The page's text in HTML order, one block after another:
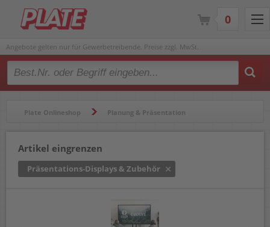
Angebote gelten nur für Gewerbetreibende. Preise zzgl. MwSt.
Type 2 or more characters for results.
Plate Onlineshop Planung & Präsentation
Artikel eingrenzen
Präsentations-Displays & Zubehör
0